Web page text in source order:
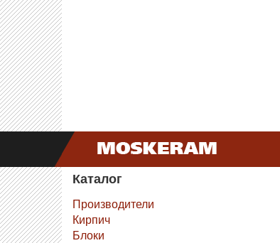
Каталог
Производители
Кирпич
Блоки